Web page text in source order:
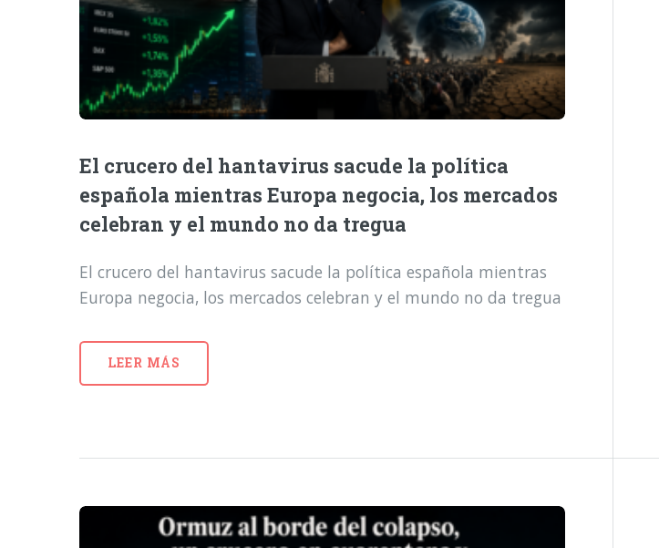
El crucero del hantavirus sacude la política
española mientras Europa negocia, los mercados
celebran y el mundo no da tregua
El crucero del hantavirus sacude la política española mientras
Europa negocia, los mercados celebran y el mundo no da tregua
LEER MÁS